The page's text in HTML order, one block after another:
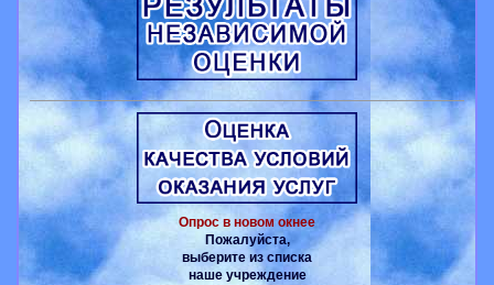
Опрос в новом окнее
Пожалуйста,
выберите из списка
наше учреждение